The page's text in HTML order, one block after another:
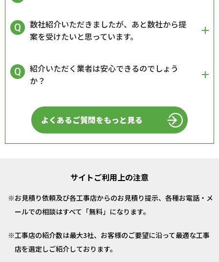
数社紹介いただきましたが、あと数社から提
案を受けたいと思っています。
紹介いただく業者は安心できるのでしょう
か？
よくあるご質問をもっと見る
サイトご利用上の注意
お見積り依頼及び各工事店からのお見積り提示、各種お電話・メ
ールでの相談はすべて「無料」になります。
工事店の紹介数は最大3社、お客様のご要望に沿って最適な工事
店を選定しご紹介しております。